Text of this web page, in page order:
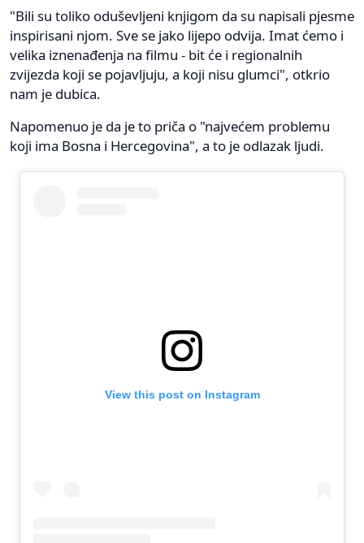
"Bili su toliko oduševljeni knjigom da su napisali pjesme
inspirisani njom. Sve se jako lijepo odvija. Imat ćemo i
velika iznenađenja na filmu - bit će i regionalnih
zvijezda koji se pojavljuju, a koji nisu glumci", otkrio
nam je dubica.
Napomenuo je da je to priča o "najvećem problemu
koji ima Bosna i Hercegovina", a to je odlazak ljudi.
View this post on Instagram